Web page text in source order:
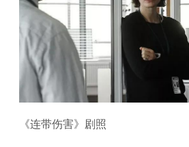
《连带伤害》剧照